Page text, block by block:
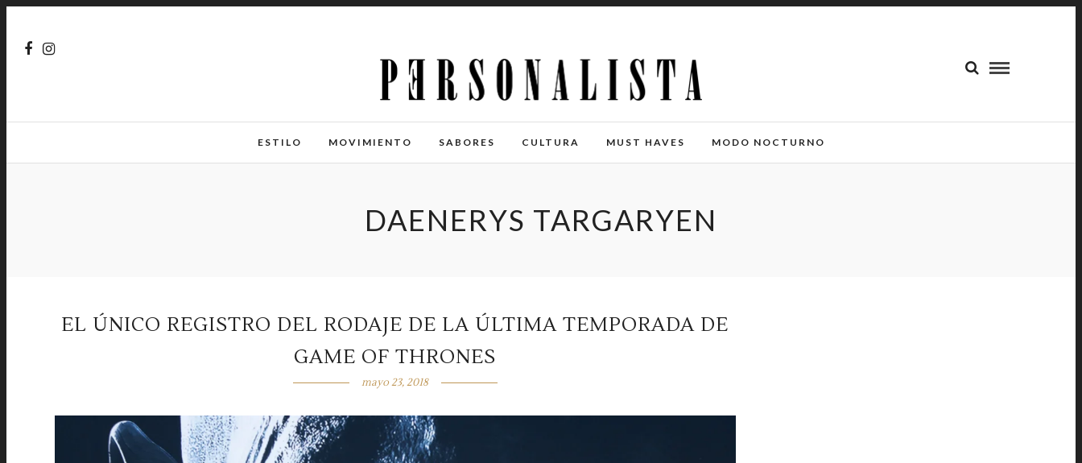
ESTILO MOVIMIENTO SABORES CULTURA MUST HAVES MODO NOCTURNO
DAENERYS TARGARYEN
EL ÚNICO REGISTRO DEL RODAJE DE LA ÚLTIMA TEMPORADA DE
GAME OF THRONES
mayo 23, 2018